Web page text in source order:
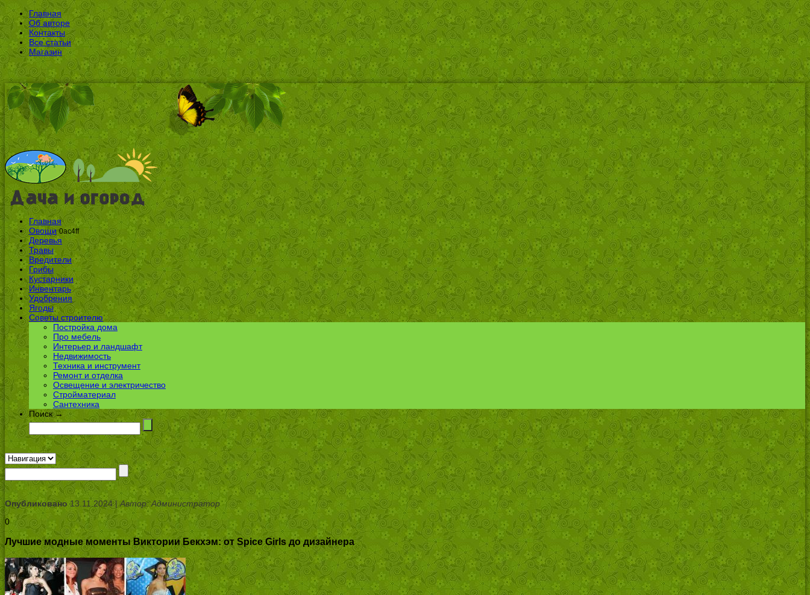
Главная
Об авторе
Контакты
Все статьи
Магазин
Главная
Овощи 0ac4ff
Деревья
Травы
Вредители
Грибы
Кустарники
Инвентарь
Удобрения
Ягоды
Советы строителю
Постройка дома
Про мебель
Интерьер и ландшафт
Недвижимость
Техника и инструмент
Ремонт и отделка
Освещение и электричество
Стройматериал
Сантехника
Поиск →
Опубликовано13.11.2024 |Автор: Администратор
0
Лучшие модные моменты Виктории Бекхэм: от Spice Girls до дизайнера